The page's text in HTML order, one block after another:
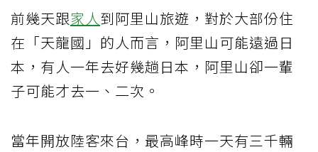
前幾天跟家人到阿里山旅遊，對於大部份住
在「天龍國」的人而言，阿里山可能遠過日
本，有人一年去好幾趟日本，阿里山卻一輩
子可能才去一、二次。
當年開放陸客來台，最高峰時一天有三千輛